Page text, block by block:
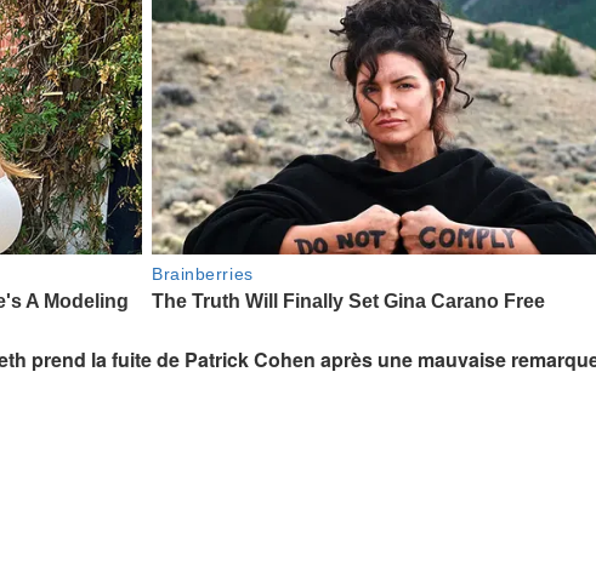
prend la fuite de Patrick Cohen après une mauvaise